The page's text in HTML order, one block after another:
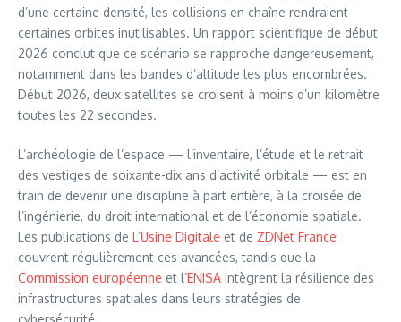
d’une certaine densité, les collisions en chaîne rendraient
certaines orbites inutilisables. Un rapport scientifique de début
2026 conclut que ce scénario se rapproche dangereusement,
notamment dans les bandes d’altitude les plus encombrées.
Début 2026, deux satellites se croisent à moins d’un kilomètre
toutes les 22 secondes.
L’archéologie de l’espace — l’inventaire, l’étude et le retrait
des vestiges de soixante-dix ans d’activité orbitale — est en
train de devenir une discipline à part entière, à la croisée de
l’ingénierie, du droit international et de l’économie spatiale.
Les publications de L’Usine Digitale et de ZDNet France
couvrent régulièrement ces avancées, tandis que la
Commission européenne et l’ENISA intègrent la résilience des
infrastructures spatiales dans leurs stratégies de
cybersécurité.